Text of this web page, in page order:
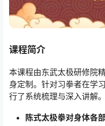
课程简介
本课程由东武太极研修院
身定制。针对习拳者在学
行了系统梳理与深入讲解
陈式太极拳对身体各